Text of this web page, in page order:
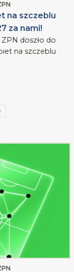
na szczeblu
za nami!
doszło do
na szczeblu